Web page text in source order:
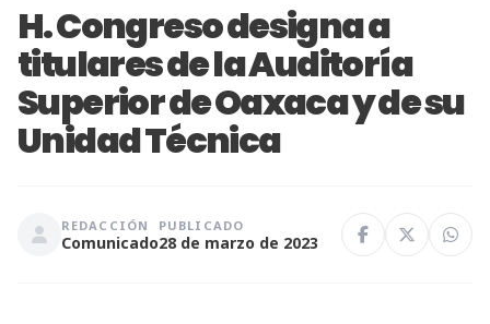
H. Congreso designa a
titulares de la Auditoría
Superior de Oaxaca y de su
Unidad Técnica
REDACCIÓN
Comunicado
PUBLICADO
28 de marzo de 2023